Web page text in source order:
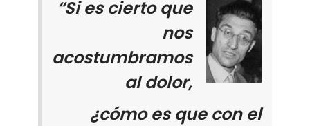
“Si es cierto que
nos
acostumbramos
al dolor,
¿cómo es que con el